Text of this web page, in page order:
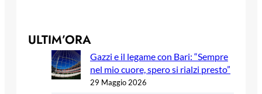
ULTIM’ORA
Gazzi e il legame con Bari: “Sempre
nel mio cuore, spero si rialzi presto”
29 Maggio 2026